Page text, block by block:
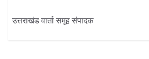
उत्तराखंड वार्ता समूह संपादक